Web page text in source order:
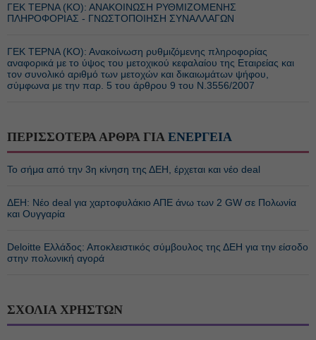
ΓΕΚ ΤΕΡΝΑ (ΚΟ): ΑΝΑΚΟΙΝΩΣΗ ΡΥΘΜΙΖΟΜΕΝΗΣ
ΠΛΗΡΟΦΟΡΙΑΣ - ΓΝΩΣΤΟΠΟΙΗΣΗ ΣΥΝΑΛΛΑΓΩΝ
ΓΕΚ ΤΕΡΝΑ (ΚΟ): Ανακοίνωση ρυθμιζόμενης πληροφορίας
αναφορικά με το ύψος του μετοχικού κεφαλαίου της Εταιρείας και
τον συνολικό αριθμό των μετοχών και δικαιωμάτων ψήφου,
σύμφωνα με την παρ. 5 του άρθρου 9 του Ν.3556/2007
ΠΕΡΙΣΣΟΤΕΡΑ ΑΡΘΡΑ ΓΙΑ ΕΝΕΡΓΕΙΑ
Το σήμα από την 3η κίνηση της ΔΕΗ, έρχεται και νέο deal
ΔΕΗ: Νέο deal για χαρτοφυλάκιο ΑΠΕ άνω των 2 GW σε Πολωνία
και Ουγγαρία
Deloitte Ελλάδος: Αποκλειστικός σύμβουλος της ΔΕΗ για την είσοδο
στην πολωνική αγορά
ΣΧΟΛΙΑ ΧΡΗΣΤΩΝ